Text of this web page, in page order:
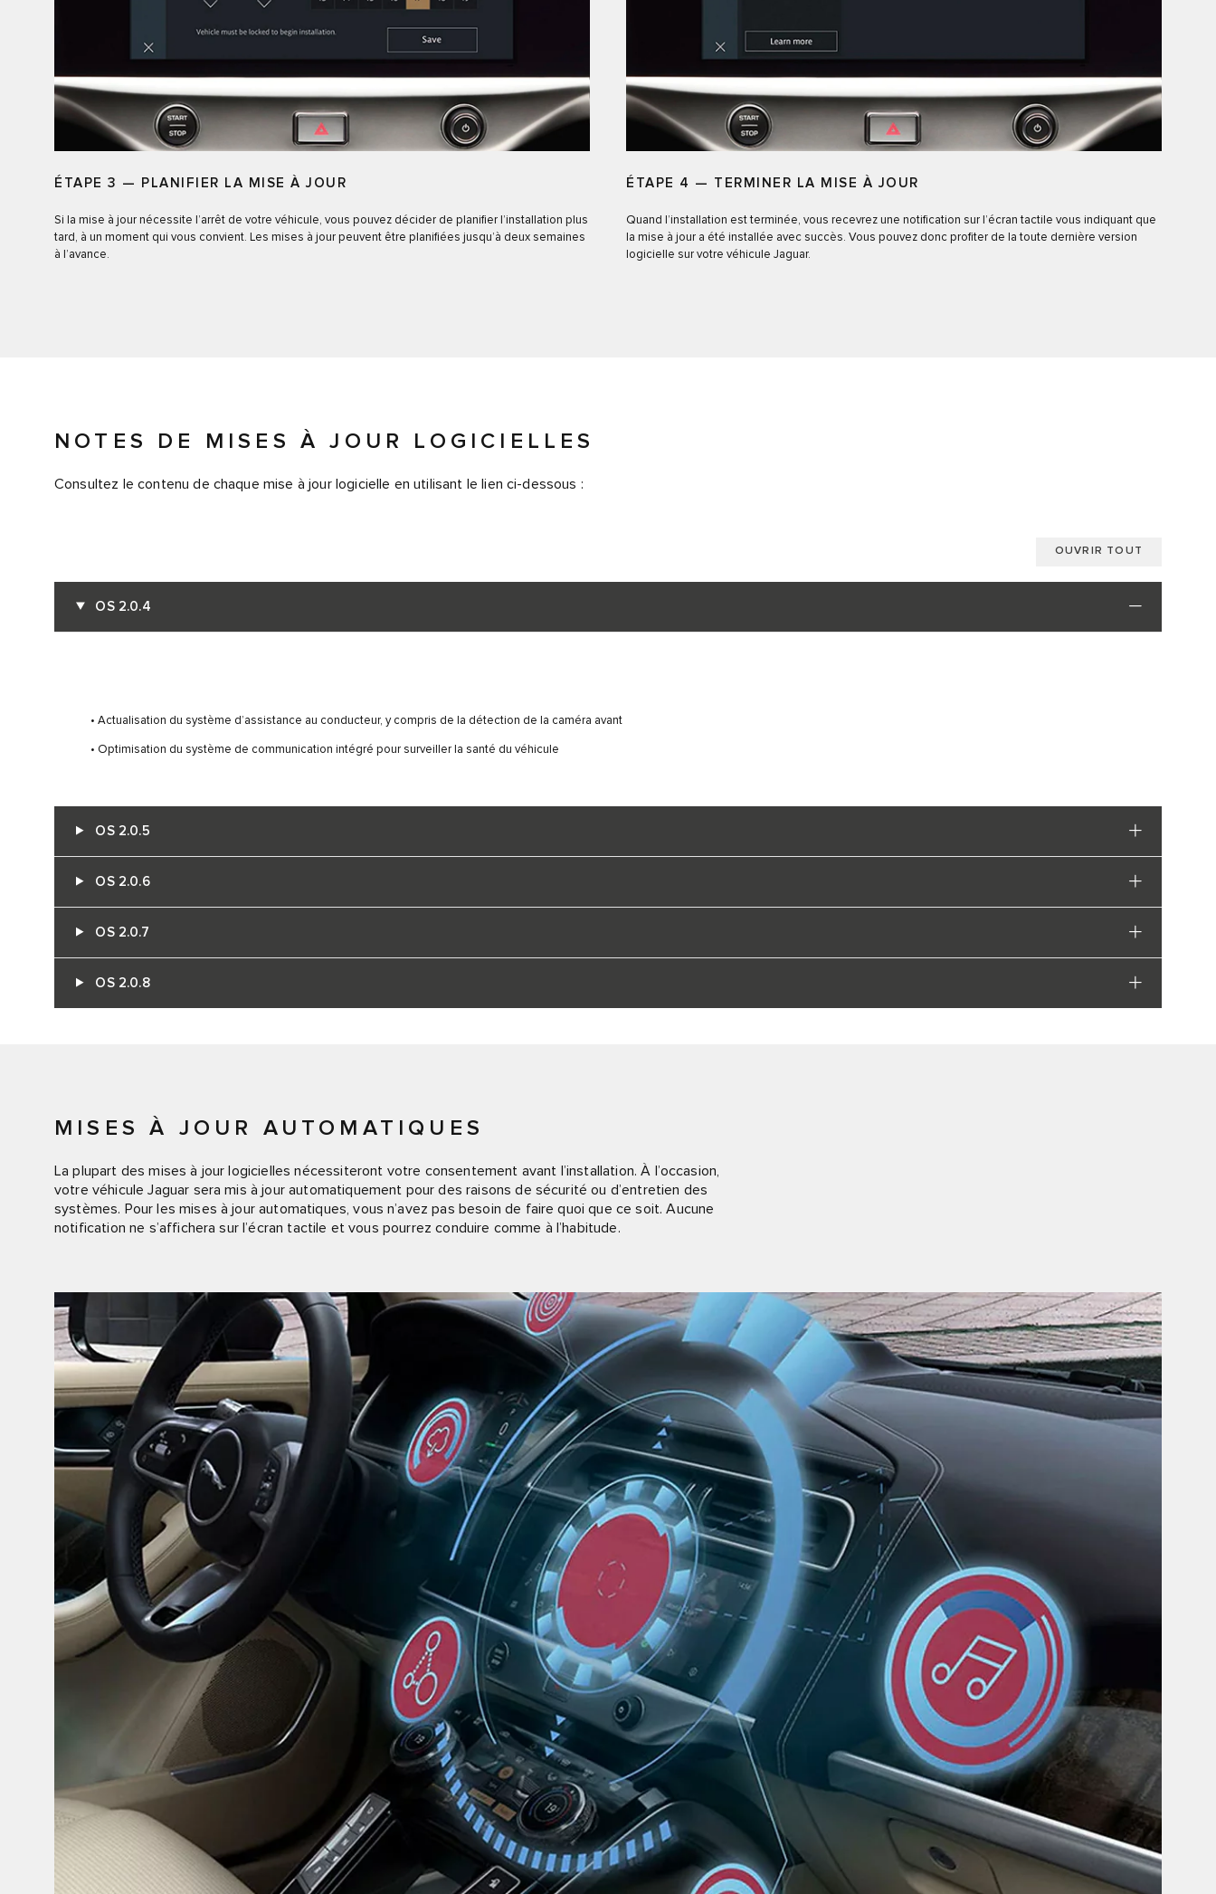
ÉTAPE 3 — PLANIFIER LA MISE À JOUR
Si la mise à jour nécessite l’arrêt de votre véhicule, vous pouvez décider de planifier l’installation plus
tard, à un moment qui vous convient. Les mises à jour peuvent être planifiées jusqu’à deux semaines
à l’avance.
ÉTAPE 4 — TERMINER LA MISE À JOUR
Quand l’installation est terminée, vous recevrez une notification sur l’écran tactile vous indiquant que
la mise à jour a été installée avec succès. Vous pouvez donc profiter de la toute dernière version
logicielle sur votre véhicule Jaguar.
NOTES DE MISES À JOUR LOGICIELLES
Consultez le contenu de chaque mise à jour logicielle en utilisant le lien ci-dessous :
OUVRIR TOUT
OS 2.0.4
• Actualisation du système d’assistance au conducteur, y compris de la détection de la caméra avant
• Optimisation du système de communication intégré pour surveiller la santé du véhicule
OS 2.0.5
OS 2.0.6
OS 2.0.7
OS 2.0.8
MISES À JOUR AUTOMATIQUES
La plupart des mises à jour logicielles nécessiteront votre consentement avant l’installation. À l’occasion,
votre véhicule Jaguar sera mis à jour automatiquement pour des raisons de sécurité ou d’entretien des
systèmes. Pour les mises à jour automatiques, vous n’avez pas besoin de faire quoi que ce soit. Aucune
notification ne s’affichera sur l’écran tactile et vous pourrez conduire comme à l’habitude.